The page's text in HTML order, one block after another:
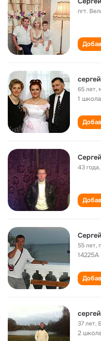
пгт.
65 лет,
1 школа
43 года,
55 лет,
14225А
37 лет,
2